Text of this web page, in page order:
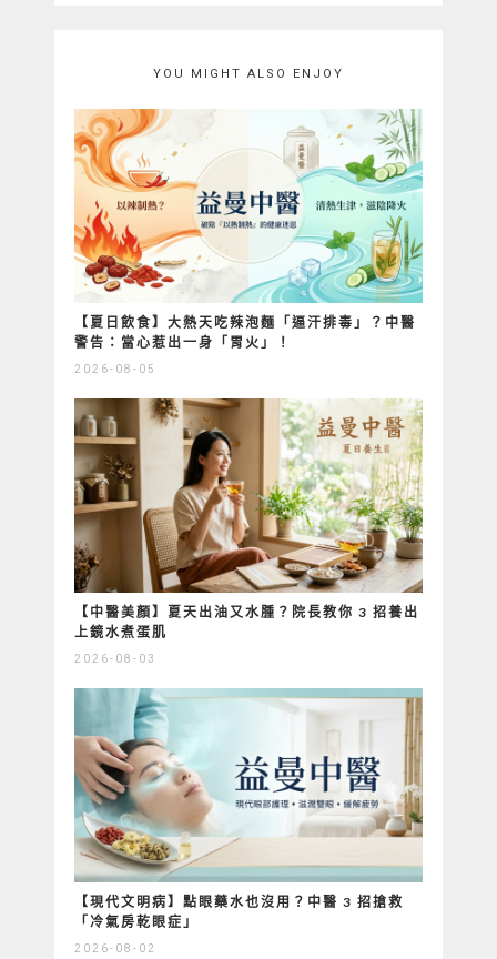
YOU MIGHT ALSO ENJOY
【夏日飲食】大熱天吃辣泡麵「逼汗排毒」？中醫
警告：當心惹出一身「胃火」！
2026-08-05
【中醫美顏】夏天出油又水腫？院長教你 3 招養出
上鏡水煮蛋肌
2026-08-03
【現代文明病】點眼藥水也沒用？中醫 3 招搶救
「冷氣房乾眼症」
2026-08-02